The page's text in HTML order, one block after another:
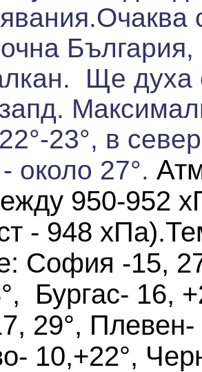
Ще духа
23°, в
около 27°.
950-952
- 948 хПа).
: София -15,
Бургас- 16,
29°,
10,+22°,